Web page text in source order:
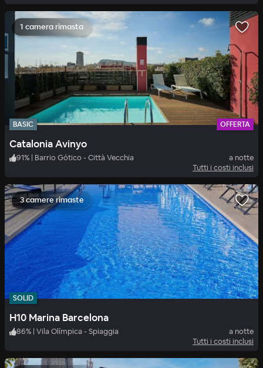
1 camera rimasta
BASIC OFFERTA
Catalonia Avinyo
91% Barrio Gótico - Città Vecchia
a notte
Tutti i costi inclusi
3 camere rimaste
SOLID
H10 Marina Barcelona
86% | Vila Olímpica - Spiaggia
a notte
Tutti i costi inclusi